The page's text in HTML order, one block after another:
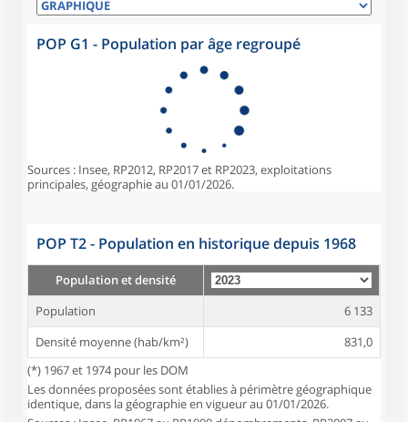
POP G1 - Population par âge regroupé
Sources : Insee, RP2012, RP2017 et RP2023, exploitations
principales, géographie au 01/01/2026.
POP T2 - Population en historique depuis 1968
Population et densité
Population
6 133
Densité moyenne (hab/km²)
831,0
(*) 1967 et 1974 pour les DOM
Les données proposées sont établies à périmètre géographique
identique, dans la géographie en vigueur au 01/01/2026.